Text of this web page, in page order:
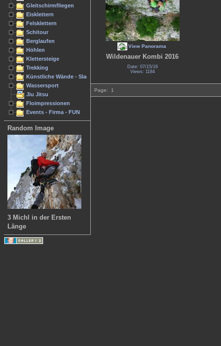
Gleitschirmfliegen
Eisklettern
Felsklettern
Schitour
Berglaufen
Höhlen
Klettersteige
Trekking
Künstliche Wände - Slacken
Wassersport
Jiu Jitsu
Floimpressionen
Events - Firma - FUN
Random Image
3 Michl in der Ersten
Länge
View Panorama
Wildenauer Kombi 2016
Date: 07/15/16
Views: 1184
Page: 1